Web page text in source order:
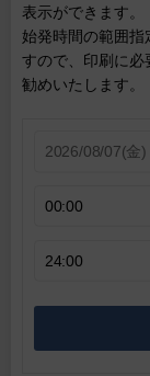
表示ができます。
始発時間の範囲指
すので、印刷に
勧めいたします。